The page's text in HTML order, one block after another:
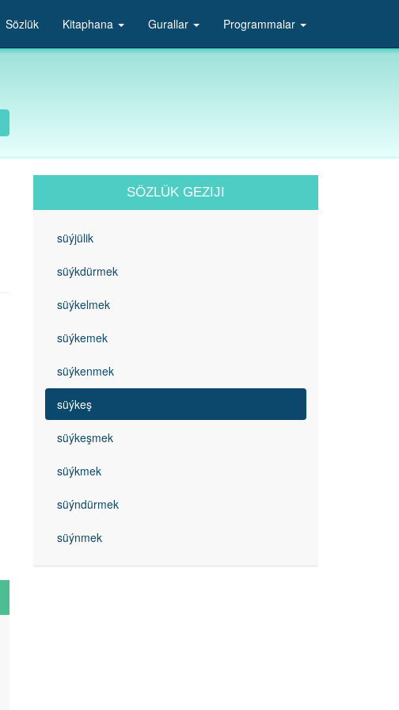
Sözlük Kitaphana Gurallar Programmalar
SÖZLÜK GEZIJI
süýjülik
süýkdürmek
süýkelmek
süýkemek
süýkenmek
süýkeş
süýkeşmek
süýkmek
süýndürmek
süýnmek